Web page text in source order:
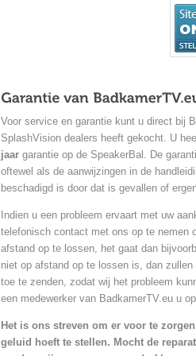
Voor service en garantie kunt u direct bij
SplashVision dealers heeft gekocht. U
jaar garantie op de SpeakerBal. De
oftewel als de aanwijzingen in de
beschadigd is door dat is gevallen of
Indien u een probleem ervaart met uw
telefonisch contact met ons op te nemen
afstand op te lossen, het gaat dan
niet op afstand op te lossen is, dan
toe te zenden, zodat wij het probleem
een medewerker van BadkamerTV.eu u
Het is ons streven om er voor te
geluid hoeft te stellen. Mocht de